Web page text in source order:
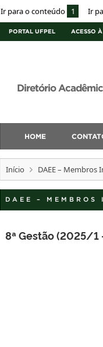
Ir para o conteúdo 1 Ir
PORTAL UFPEL ACESSO
Diretório
HOME
Início DAEE – Membros
DAEE – MEMBROS
8ª Gestão (2025/